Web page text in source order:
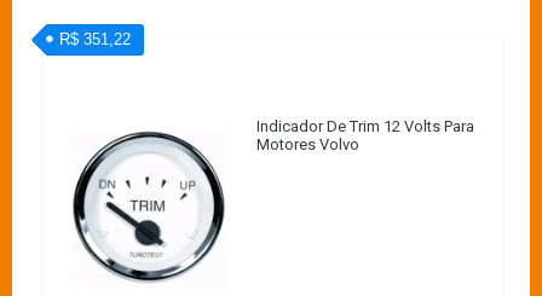
Indicador De Trim 12 Volts Para
Motores Volvo
R$ 351,22